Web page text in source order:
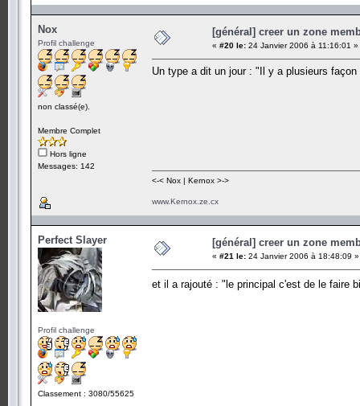
Nox
Profil challenge
non classé(e).
Membre Complet
Hors ligne
Messages: 142
[général] creer un zone
« #20 le: 24 Janvier 2006 à 11:16:01 »
Un type a dit un jour : "Il y a plusieurs
<-< Nox | Kernox >->
www.Kernox.ze.cx
Perfect Slayer
Profil challenge
Classement : 3080/55625
[général] creer un zone
« #21 le: 24 Janvier 2006 à 18:48:09 »
et il a rajouté : "le principal c'est de le faire